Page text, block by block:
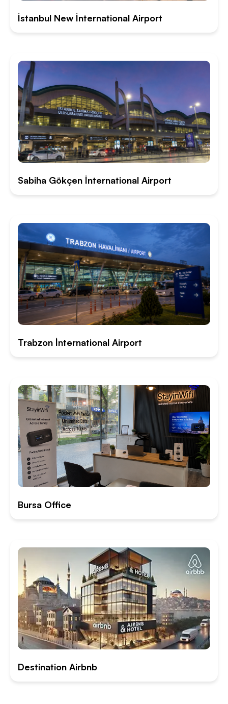
İstanbul New İnternational Airport
Sabiha Gökçen İnternational Airport
Trabzon İnternational Airport
Bursa Office
Destination Airbnb